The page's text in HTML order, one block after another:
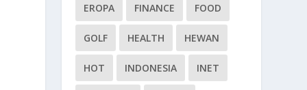
EROPA FINANCE FOOD
GOLF HEALTH HEWAN
HOT INDONESIA INET